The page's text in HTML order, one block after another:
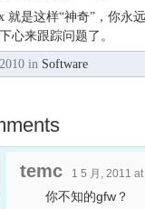
就是这样“神奇”，你永
心来跟踪问题了。
in Software
temc 1 5 月, 2011
你不知的gfw？